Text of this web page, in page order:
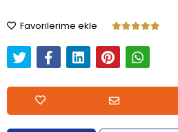
Favorilerime ekle